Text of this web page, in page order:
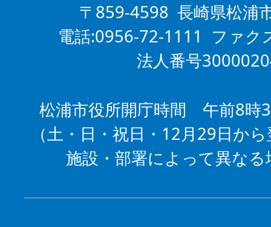
〒859-4598 長崎県松浦
電話:0956-72-1111 ファ
法人番号
松浦市役所開庁時間 午前8時
（土・日・祝日・12月29日か
施設・部署によって異な